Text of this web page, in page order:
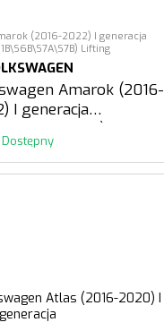
(2016-2022) I generacja
Lifting
Amarok (2016-
I generacja
Lifting
Dostępny